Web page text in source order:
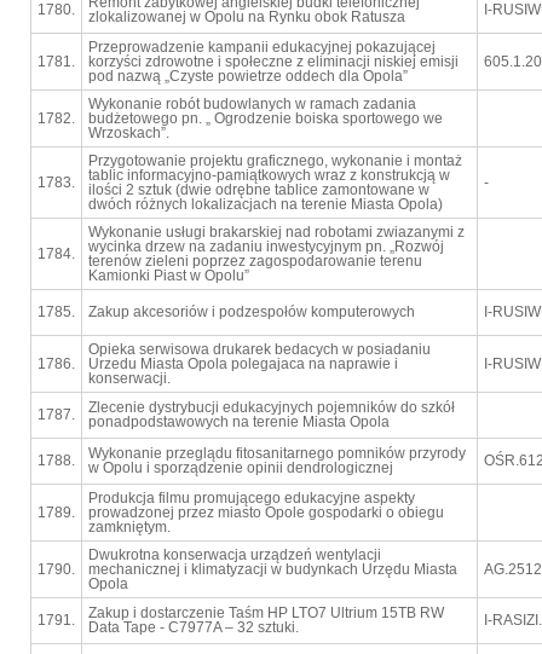
1780.
zlokalizowanej w Opolu na Rynku obok Ratusza
I-
1781.
Przeprowadzenie kampanii edukacyjnej pokazującej
korzyści zdrowotne i społeczne z eliminacji niskiej emisji
pod nazwą „Czyste powietrze oddech dla Opola”
1782.
Wykonanie robót budowlanych w ramach zadania
budżetowego pn. „ Ogrodzenie boiska sportowego we
Wrzoskach”.
1783.
Przygotowanie projektu graficznego, wykonanie i montaż
tablic informacyjno-pamiątkowych wraz z konstrukcją w
ilości 2 sztuk (dwie odrębne tablice zamontowane w
dwóch różnych lokalizacjach na terenie Miasta Opola)
-
1784.
Wykonanie usługi brakarskiej nad robotami zwiazanymi z
wycinka drzew na zadaniu inwestycyjnym pn. „Rozwój
terenów zieleni poprzez zagospodarowanie terenu
Kamionki Piast w Opolu”
1785. Zakup akcesoriów i podzespołów komputerowych I-
1786.
Opieka serwisowa drukarek bedacych w posiadaniu
Urzedu Miasta Opola polegajaca na naprawie i
konserwacji.
I-
1787.
Zlecenie dystrybucji edukacyjnych pojemników do szkół
ponadpodstawowych na terenie Miasta Opola
1788.
Wykonanie przeglądu fitosanitarnego pomników przyrody
w Opolu i sporządzenie opinii dendrologicznej
1789.
Produkcja filmu promującego edukacyjne aspekty
prowadzonej przez miasto Opole gospodarki o obiegu
zamkniętym.
1790.
Dwukrotna konserwacja urządzeń wentylacji
mechanicznej i klimatyzacji w budynkach Urzędu Miasta
Opola
1791.
Zakup i dostarczenie Taśm HP LTO7 Ultrium 15TB RW
Data Tape - C7977A – 32 sztuki.
I-